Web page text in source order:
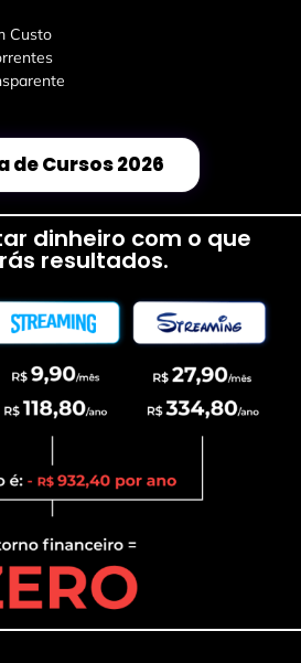
Custo
de Cursos 2026
dinheiro com o que
resultados.